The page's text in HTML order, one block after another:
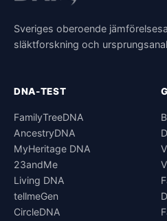
Sveriges oberoende
släktforskning och
DNA-TEST
FamilyTreeDNA
AncestryDNA
MyHeritage DNA
23andMe
Living DNA
tellmeGen
CircleDNA